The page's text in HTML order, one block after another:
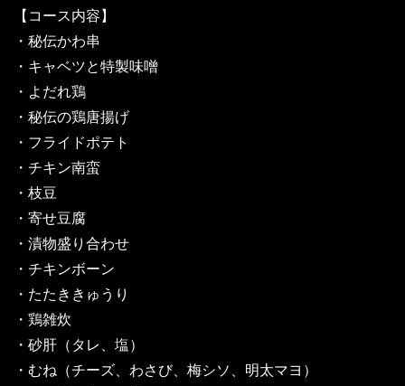
【コース内容】
・秘伝かわ串
・キャベツと特製味噌
・よだれ鶏
・秘伝の鶏唐揚げ
・フライドポテト
・チキン南蛮
・枝豆
・寄せ豆腐
・漬物盛り合わせ
・チキンボーン
・たたききゅうり
・鶏雑炊
・砂肝（タレ、塩）
・むね（チーズ、わさび、梅シソ、明太マヨ）